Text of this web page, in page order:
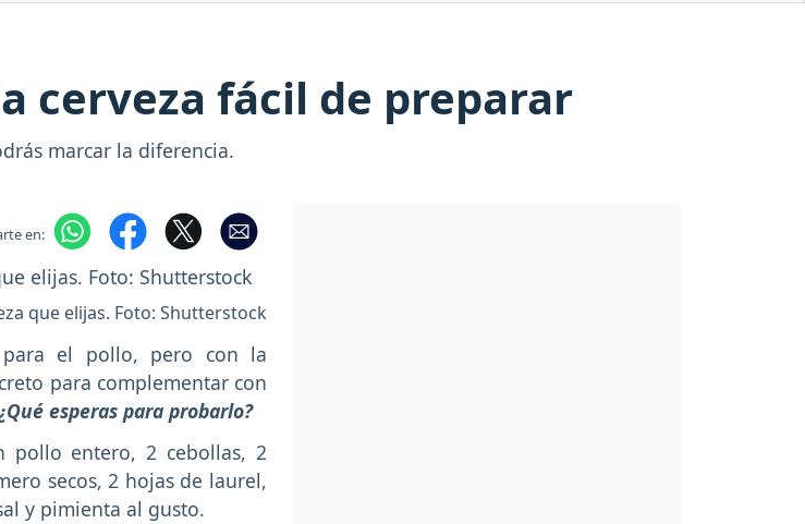
cerveza fácil de preparar
marcar la diferencia.
en:
que elijas. Foto: Shutterstock
para el pollo, pero con la
para complementar con
esperas para probarlo?
entero, 2 cebollas, 2
secos, 2 hojas de laurel,
y pimienta al gusto.